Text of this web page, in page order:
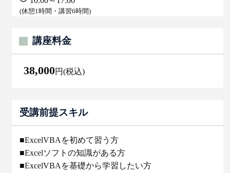
(休憩1時間・講習6時間)
講座料金
38,000円(税込)
受講前提スキル
■ExcelVBAを初めて習う方
■Excelソフトの知識がある方
■ExcelVBAを基礎から学習したい方